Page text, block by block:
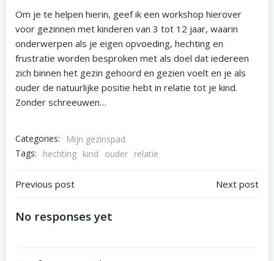
Om je te helpen hierin, geef ik een workshop hierover
voor gezinnen met kinderen van 3 tot 12 jaar, waarin
onderwerpen als je eigen opvoeding, hechting en
frustratie worden besproken met als doel dat iedereen
zich binnen het gezin gehoord en gezien voelt en je als
ouder de natuurlijke positie hebt in relatie tot je kind.
Zonder schreeuwen…
Categories:
Mijn gezinspad
Tags:
hechting kind ouder relatie
Bericht
navigatie
Previous post Next post
No responses yet